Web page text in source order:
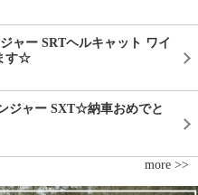
ャー SRTヘルキャット ワイ
す☆
ジャー SXT☆納車おめでと
more >>